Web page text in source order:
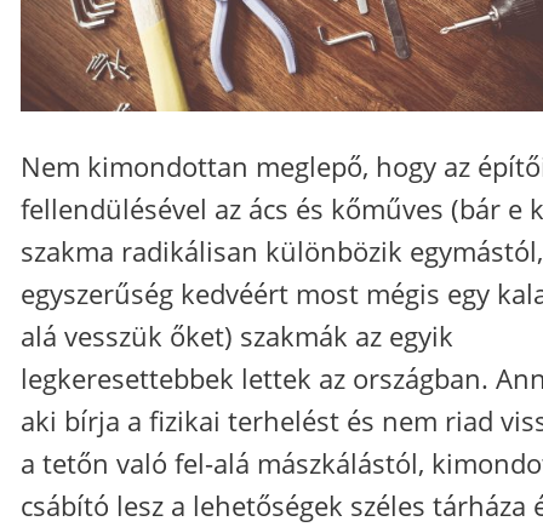
Nem kimondottan meglepő, hogy az
fellendülésével az ács és kőműves (bár e
szakma radikálisan különbözik
egyszerűség kedvéért most mégis egy
alá vesszük őket) szakmák az egyik
legkeresettebbek lettek az országban.
aki bírja a fizikai terhelést és nem riad
a tetőn való fel-alá mászkálástól,
csábító lesz a lehetőségek széles tárháza